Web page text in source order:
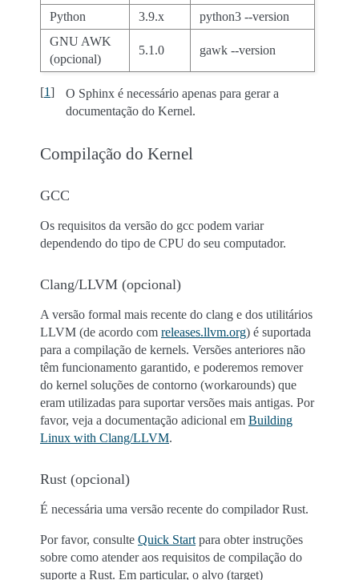
Python 3.9.x
python3 --version
GNU AWK
(opcional)
5.1.0 gawk --version
[1]
O Sphinx é necessário apenas para gerar a
documentação do Kernel.
Compilação do Kernel
GCC
Os requisitos da versão do gcc podem variar
dependendo do tipo de CPU do seu computador.
Clang/LLVM (opcional)
A versão formal mais recente do clang e dos utilitários
LLVM (de acordo com releases.llvm.org) é suportada
para a compilação de kernels. Versões anteriores não
têm funcionamento garantido, e poderemos remover
do kernel soluções de contorno (workarounds) que
eram utilizadas para suportar versões mais antigas. Por
favor, veja a documentação adicional em Building
Linux with Clang/LLVM.
Rust (opcional)
É necessária uma versão recente do compilador Rust.
Por favor, consulte Quick Start para obter instruções
sobre como atender aos requisitos de compilação do
suporte a Rust. Em particular, o alvo (target)